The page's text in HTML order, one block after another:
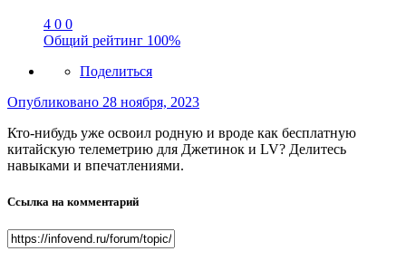
4 0 0
Общий рейтинг 100%
Поделиться
Опубликовано 28 ноября, 2023
Кто-нибудь уже освоил родную и вроде как бесплатную
китайскую телеметрию для Джетинок и LV? Делитесь
навыками и впечатлениями.
Ссылка на комментарий